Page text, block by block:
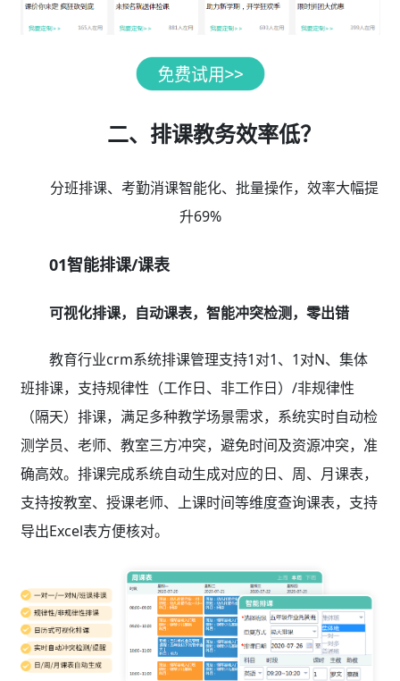
二、排课教务效率低？
分班排课、考勤消课智能化、批量操作，效率大幅提
升69%
01智能排课/课表
可视化排课，自动课表，智能冲突检测，零出错
教育行业crm系统排课管理支持1对1、1对N、集体
班排课，支持规律性（工作日、非工作日）/非规律性
（隔天）排课，满足多种教学场景需求，系统实时自动检
测学员、老师、教室三方冲突，避免时间及资源冲突，准
确高效。排课完成系统自动生成对应的日、周、月课表，
支持按教室、授课老师、上课时间等维度查询课表，支持
导出Excel表方便核对。